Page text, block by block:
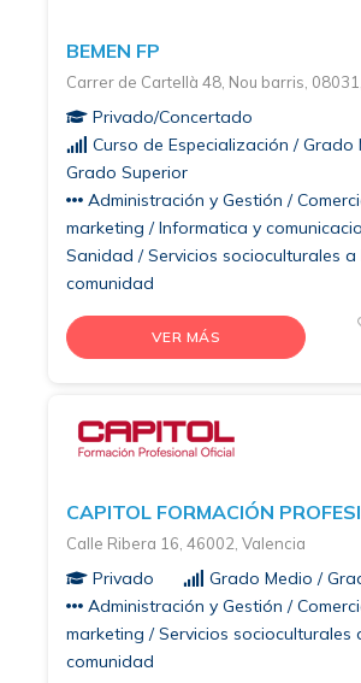
BEMEN FP
Carrer de Cartellà 48, Nou barris,
Privado/Concertado
Curso de Especialización / Grado
Grado Superior
Administración y Gestión /
marketing / Informatica y
Sanidad / Servicios socioculturales a
comunidad
VER MÁS
CAPITOL FORMACIÓN
Calle Ribera 16, 46002, Valencia
Privado
Grado Medio /
Administración y Gestión /
marketing / Servicios socioculturales
comunidad